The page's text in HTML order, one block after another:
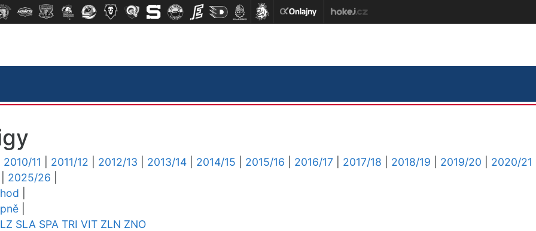
2010/11 2011/12 2012/13 2013/14 2014/15 2015/16 2016/17 2017/18 2018/19 2019/20
2020/21
2025/26
SLA SPA TRI VIT ZLN ZNO